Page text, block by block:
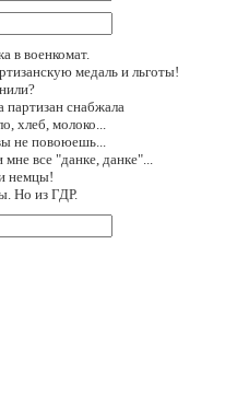
в военкомат.
медаль и льготы!
партизан снабжала
хлеб, молоко...
не повоюешь...
все "данке, данке"...
немцы!
Но из ГДР.